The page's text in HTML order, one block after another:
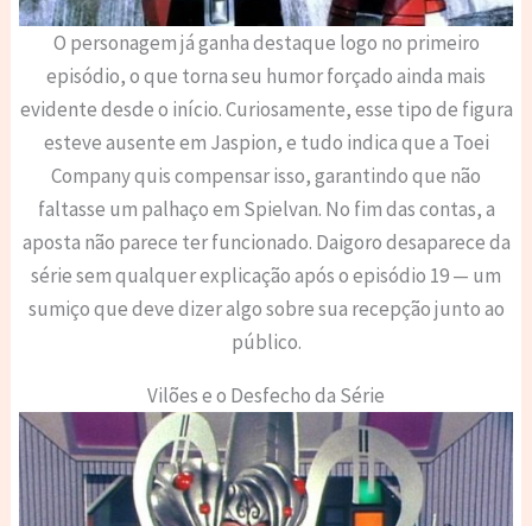
O personagem já ganha destaque logo no primeiro
episódio, o que torna seu humor forçado ainda mais
evidente desde o início. Curiosamente, esse tipo de figura
esteve ausente em Jaspion, e tudo indica que a Toei
Company quis compensar isso, garantindo que não
faltasse um palhaço em Spielvan. No fim das contas, a
aposta não parece ter funcionado. Daigoro desaparece da
série sem qualquer explicação após o episódio 19 — um
sumiço que deve dizer algo sobre sua recepção junto ao
público.
Vilões e o Desfecho da Série